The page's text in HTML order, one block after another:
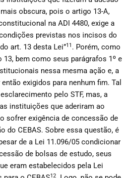
obscura, pois o artigo 13-A,
na ADI 4480, exige a
previstas nos incisos do
art. 13 desta Lei”11 . Porém, como
13, bem como seus parágrafos 1º e
nessa mesma ação e, a
exigidos para nenhum fim. Tal
pelo STF, mas, a
instituições que aderiram ao
sofrer exigência de concessão de
do CEBAS. Sobre essa questão, é
de a Lei 11.096/05 condicionar
de bolsas de estudo, seus
eram estabelecidos pela Lei
12